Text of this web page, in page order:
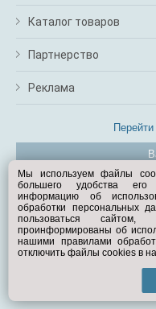
Каталог товаров
Партнерство
Реклама
©
Мы используем файлы
большего удобства его
информацию об
обработки персональных
пользоваться
проинформированы об
нашими правилами
отключить файлы cookies в